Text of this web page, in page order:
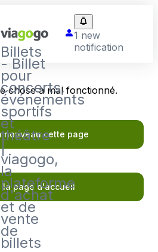
Billets
- Billet
pour
concerts,
événements
sportifs
et
théâtre
|
viagogo,
la
plateforme
d'achat
et de
vente
de
billets
1 new
notification
chose a mal fonctionné.
nouveau cette page
la page d'accueil